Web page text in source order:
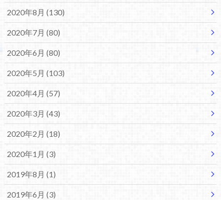
2020年8月 (130)
2020年7月 (80)
2020年6月 (80)
2020年5月 (103)
2020年4月 (57)
2020年3月 (43)
2020年2月 (18)
2020年1月 (3)
2019年8月 (1)
2019年6月 (3)